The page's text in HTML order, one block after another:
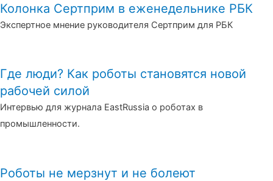
Колонка Сертприм в еженедельнике РБК
Экспертное мнение руководителя Сертприм для РБК
Где люди? Как роботы становятся новой
рабочей силой
Интервью для журнала EastRussia о роботах в
промышленности.
Роботы не мерзнут и не болеют